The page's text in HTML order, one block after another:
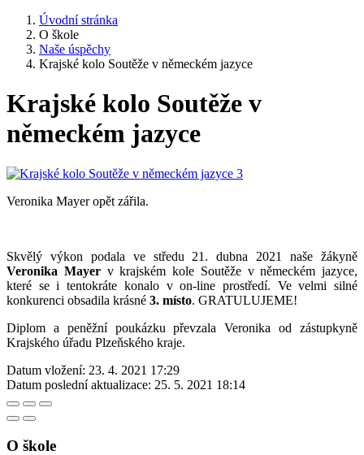
Úvodní stránka
O škole
Naše úspěchy
Krajské kolo Soutěže v německém jazyce
Krajské kolo Soutěže v
německém jazyce
Veronika Mayer opět zářila.
Skvělý výkon podala ve středu 21. dubna 2021 naše žákyně
Veronika Mayerv krajském kole Soutěže v německém jazyce,
které se i tentokráte konalo v on-line prostředí. Ve velmi silné
konkurenci obsadila krásné 3. místo. GRATULUJEME!
Diplom a peněžní poukázku převzala Veronika od zástupkyně
Krajského úřadu Plzeňského kraje.
Datum vložení: 23. 4. 2021 17:29
Datum poslední aktualizace: 25. 5. 2021 18:14
O škole